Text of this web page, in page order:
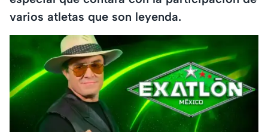
varios atletas que son leyenda.